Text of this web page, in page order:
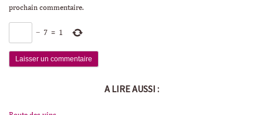
prochain commentaire.
− 7 = 1
A LIRE AUSSI :